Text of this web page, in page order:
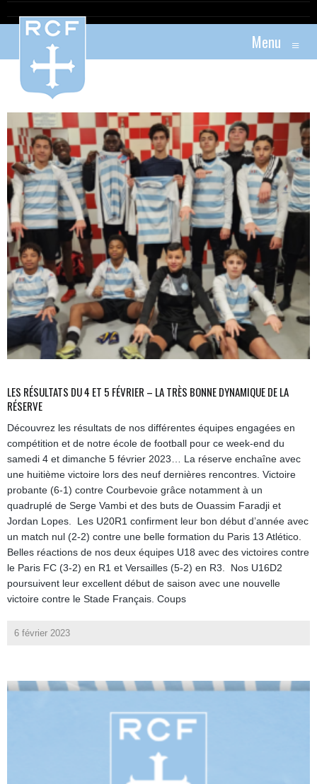
Menu ≡
LES RÉSULTATS DU 4 ET 5 FÉVRIER – LA TRÈS BONNE DYNAMIQUE DE LA
RÉSERVE
Découvrez les résultats de nos différentes équipes engagées en
compétition et de notre école de football pour ce week-end du
samedi 4 et dimanche 5 février 2023… La réserve enchaîne avec
une huitième victoire lors des neuf dernières rencontres. Victoire
probante (6-1) contre Courbevoie grâce notamment à un
quadruplé de Serge Vambi et des buts de Ouassim Faradji et
Jordan Lopes. Les U20R1 confirment leur bon début d’année avec
un match nul (2-2) contre une belle formation du Paris 13 Atlético.
Belles réactions de nos deux équipes U18 avec des victoires contre
le Paris FC (3-2) en R1 et Versailles (5-2) en R3. Nos U16D2
poursuivent leur excellent début de saison avec une nouvelle
victoire contre le Stade Français. Coups
6 février 2023